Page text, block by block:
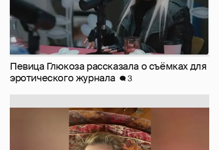
Юлия Высоцкая выложила селфи без